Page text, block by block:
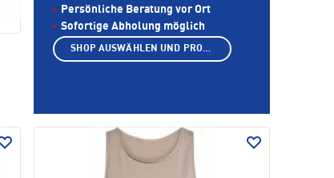
Persönliche Beratung vor Ort
Sofortige Abholung möglich
SHOP AUSWÄHLEN UND PRODUKTE ANZEIGEN